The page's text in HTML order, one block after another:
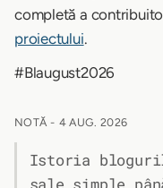
completă a
proiectului.
#Blaugust2026
NOTĂ - 4 AUG. 2026
Istoria